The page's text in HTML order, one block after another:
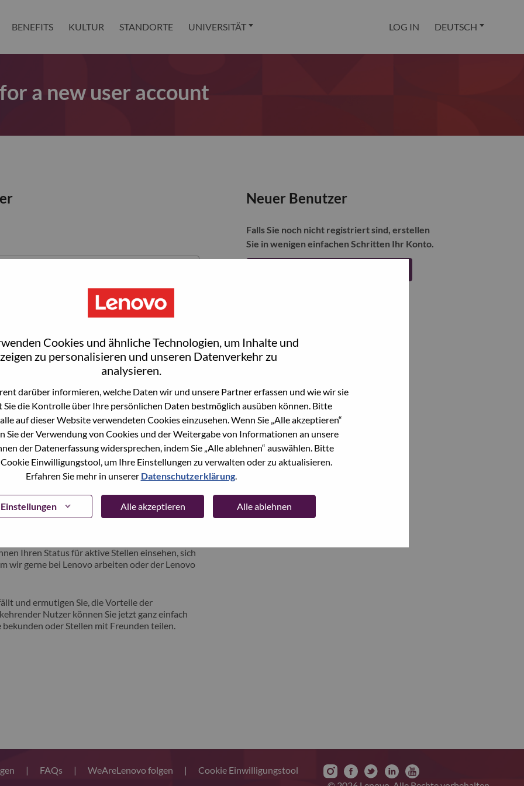
Cookies und ähnliche Technologien, um Inhalte und
zu personalisieren und unseren Datenverkehr zu
analysieren.
darüber informieren, welche Daten wir und unsere Partner erfassen und wie wir sie
Sie die Kontrolle über Ihre persönlichen Daten bestmöglich ausüben können. Bitte
auf dieser Website verwendeten Cookies einzusehen. Wenn Sie „Alle akzeptieren“
Sie der Verwendung von Cookies und der Weitergabe von Informationen an unsere
der Datenerfassung widersprechen, indem Sie „Alle ablehnen“ auswählen. Bitte
Cookie Einwilligungstool, um Ihre Einstellungen zu verwalten oder zu aktualisieren.
Erfahren Sie mehr in unserer Datenschutzerklärung.
Alle akzeptieren Alle ablehnen
BENEFITS KULTUR STANDORTE UNIVERSITÄT LOG IN DEUTSCH
a new user account
beworben haben, haben wir Ihre E-Mail in
"Passwort vergessen", um Ihr Passwort
bei der Registrierung als neuer Benutzer haben,
hrsupport@lenovo.com nd teilen Sie uns die
Screenshots mit. Bitte geben Sie in der
an. Ein Mitglied unseres Teams wird sich nach
vorstellen zu können, auf der Sie von
Ihren Status für aktive Stellen einsehen, sich
wir gerne bei Lenovo arbeiten oder der Lenovo
und ermutigen Sie, die Vorteile der
Nutzer können Sie jetzt ganz einfach
oder Stellen mit Freunden teilen.
Neuer Benutzer
Falls Sie noch nicht registriert sind, erstellen
Sie in wenigen einfachen Schritten Ihr Konto.
| FAQs | WeAreLenovo folgen |
Cookie Einwilligungstool